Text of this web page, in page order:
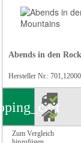
Abends in den
Hersteller Nr.:
Zum Vergleich